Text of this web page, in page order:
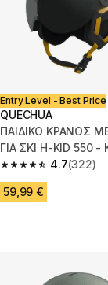
Entry Level - Best Price
QUECHUA
ΠΑΙΔΙΚΟ ΚΡΑΝΟΣ
ΓΙΑ ΣΚΙ H-KID 550 -
ΡΙΓΕ
4.7
4.7 out of 5 stars
(322)
59,99 €